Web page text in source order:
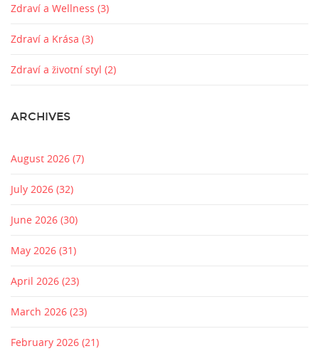
Zdraví a Wellness (3)
Zdraví a Krása (3)
Zdraví a životní styl (2)
ARCHIVES
August 2026 (7)
July 2026 (32)
June 2026 (30)
May 2026 (31)
April 2026 (23)
March 2026 (23)
February 2026 (21)